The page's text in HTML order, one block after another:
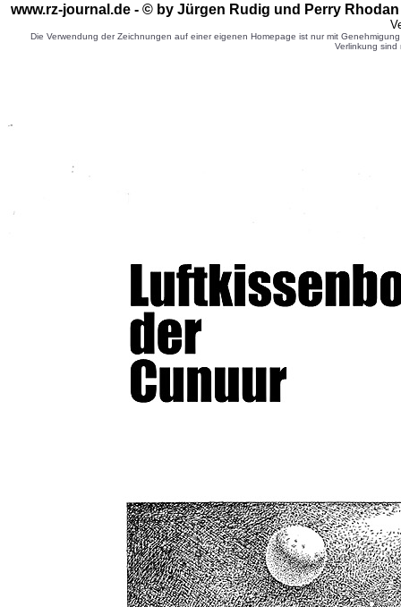
www.rz-journal.de - © by Jürgen Rudig und Perry
Die Verwendung der Zeichnungen auf einer eigenen Homepage ist nur mit
Verlinkung sind